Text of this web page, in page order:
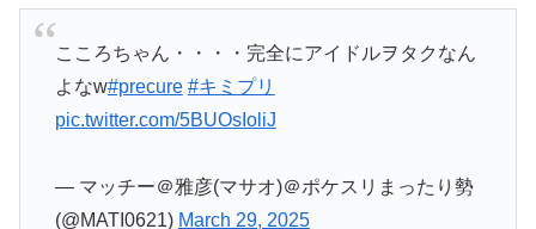
こころちゃん・・・・完全にアイドルヲタクなん
よなw#precure #キミプリ
pic.twitter.com/5BUOsIoliJ
— マッチー＠雅彦(マサオ)＠ポケスリまったり勢
(@MATI0621) March 29, 2025